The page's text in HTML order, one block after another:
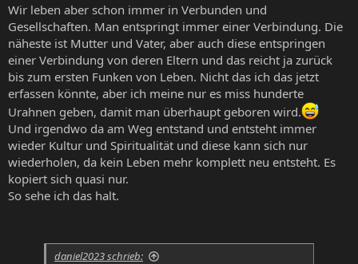
Wir leben aber schon immer in Verbunden und
Gesellschaften. Man entspringt immer einer Verbindung. Die
näheste ist Mutter und Vater, aber auch diese entspringen
einer Verbindung von deren Eltern und das reicht ja zurück
bis zum ersten Funken von Leben. Nicht das ich das jetzt
erfassen könnte, aber ich meine nur es miss hunderte
Urahnen geben, damit man überhaupt geboren wird.
Und irgendwo da am Weg entstand und entsteht immer
wieder Kultur und Spiritualität und diese kann sich nur
wiederholen, da kein Leben mehr komplett neu entsteht. Es
kopiert sich quasi nur.
So sehe ich das halt.
daniel2023 schrieb: